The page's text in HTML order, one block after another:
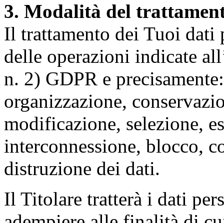
3. Modalità del
Il trattamento dei Tuoi dati
delle operazioni indicate
n. 2) GDPR e
organizzazione,
modificazione, selezione,
interconnessione, blocco,
distruzione dei dati.
Il Titolare tratterà i dati